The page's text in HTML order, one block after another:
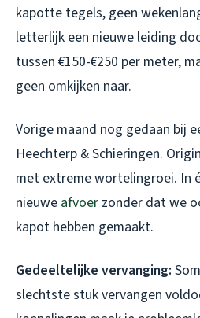
kapotte tegels, geen
letterlijk een nieuwe leiding
tussen €150-€250 per meter,
geen omkijken naar.
Vorige maand nog gedaan bij
Heechterp & Schieringen.
met extreme wortelingroei. In
nieuwe afvoer zonder dat we
kapot hebben gemaakt.
Gedeeltelijke vervanging:
slechtste stuk vervangen